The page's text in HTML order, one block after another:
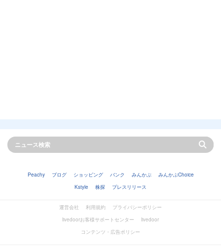
Peachy ブログ ショッピング バンク みんかぶ
みんかぶChoice
Kstyle
株探 プレスリリース
運営会社 利用規約
プライバシーポリシー
livedoorお客様サポートセンター
livedoor
コンテンツ・広告ポリシー